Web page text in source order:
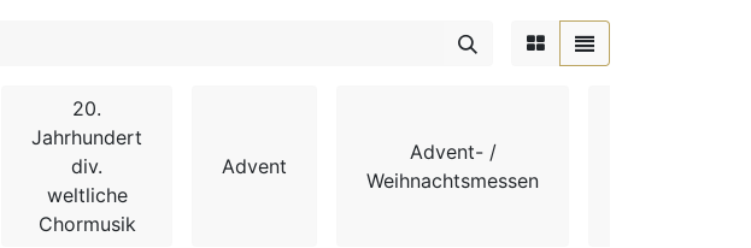
20.
Jahrhundert
div.
weltliche
Chormusik
Advent
Advent- /
Weihnachtsmessen